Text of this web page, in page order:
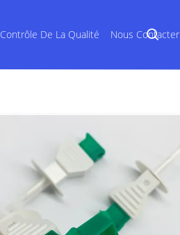
Contrôle De La Qualité Nous Contacter